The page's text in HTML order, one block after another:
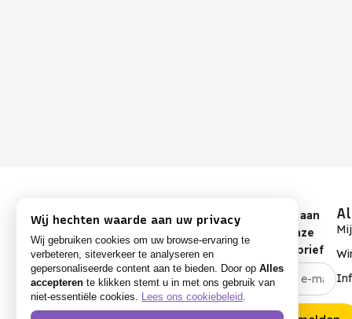
Meld je aan
voor onze
nieuwsbrief
Wij hechten waarde aan uw privacy
Wij gebruiken cookies om uw browse-ervaring te
verbeteren, siteverkeer te analyseren en
gepersonaliseerde content aan te bieden. Door op Alles
accepteren te klikken stemt u in met ons gebruik van
niet-essentiële cookies. Lees ons cookiebeleid.